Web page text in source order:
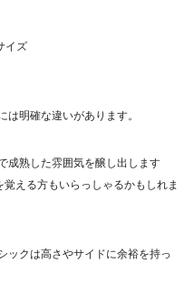
イズ
明確な違いがあります。
成熟した雰囲気を醸し出します
える方もいらっしゃるかもしれま
ックは高さやサイドに余裕を持っ